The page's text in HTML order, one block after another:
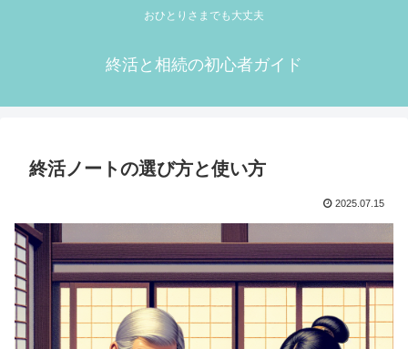
おひとりさまでも大丈夫
終活と相続の初心者ガイド
終活ノートの選び方と使い方
2025.07.15